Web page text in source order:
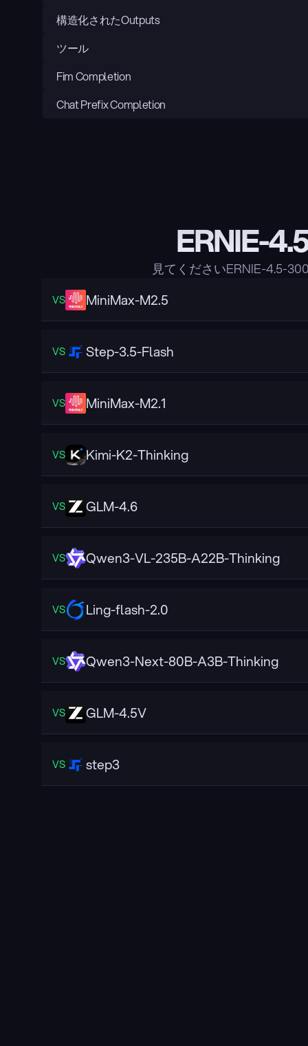
構造化されたOutputs
ツール
Fim Completion
Chat Prefix Completion
ERNIE-
見てくださいERNIE-4.5-
VS MiniMax-M2.5
VS Step-3.5-Flash
VS MiniMax-M2.1
VS Kimi-K2-Thinking
VS GLM-4.6
VS Qwen3-VL-235B-A22B-Thinking
VS Ling-flash-2.0
VS Qwen3-Next-80B-A3B-Thinking
VS GLM-4.5V
VS step3